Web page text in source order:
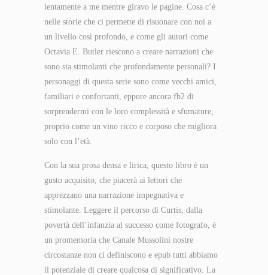
lentamente a me mentre giravo le pagine. Cosa c’è
nelle storie che ci permette di risuonare con noi a
un livello così profondo, e come gli autori come
Octavia E. Butler riescono a creare narrazioni che
sono sia stimolanti che profondamente personali? I
personaggi di questa serie sono come vecchi amici,
familiari e confortanti, eppure ancora fb2 di
sorprendermi con le loro complessità e sfumature,
proprio come un vino ricco e corposo che migliora
solo con l’età.
Con la sua prosa densa e lirica, questo libro è un
gusto acquisito, che piacerà ai lettori che
apprezzano una narrazione impegnativa e
stimolante. Leggere il percorso di Curtis, dalla
povertà dell’infanzia al successo come fotografo, è
un promemoria che Canale Mussolini nostre
circostanze non ci definiscono e epub tutti abbiamo
il potenziale di creare qualcosa di significativo. La